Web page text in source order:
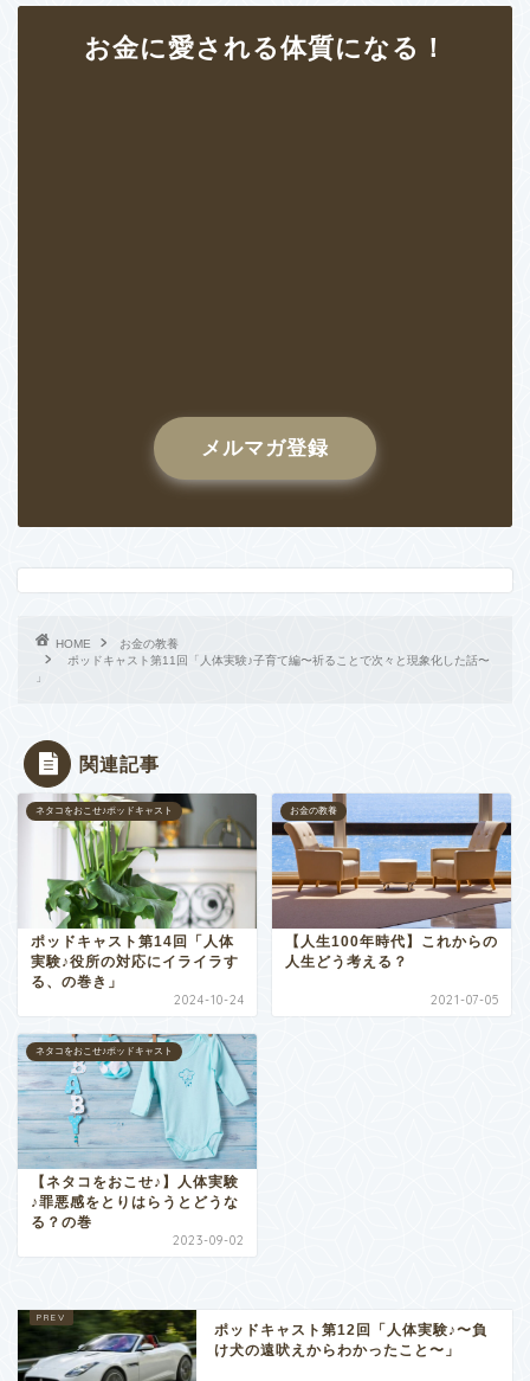
お金に愛される体質になる！
メルマガ登録
HOME
お金の教養
ポッドキャスト第11回「人体実験♪子育て編〜祈ることで次々と現象化した話〜
」
関連記事
ネタコをおこせ♪ポッドキャスト
ポッドキャスト第14回「人体
実験♪役所の対応にイライラす
る、の巻き」
2024-10-24
お金の教養
【人生100年時代】これからの
人生どう考える？
2021-07-05
ネタコをおこせ♪ポッドキャスト
【ネタコをおこせ♪】人体実験
♪罪悪感をとりはらうとどうな
る？の巻
2023-09-02
ポッドキャスト第12回「人体実験♪〜負
け犬の遠吠えからわかったこと〜」